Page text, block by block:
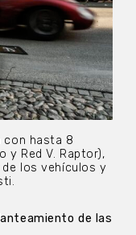
con hasta 8
y Red V. Raptor),
los vehículos y
de las